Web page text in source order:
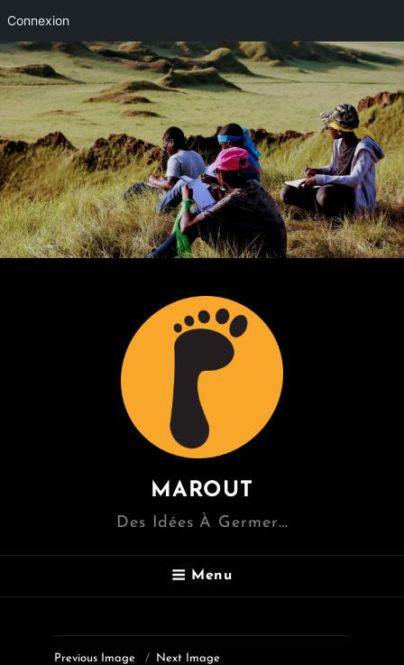
Connexion
MAROUT
Des Idées À Germer…
Menu
Previous Image Next Image